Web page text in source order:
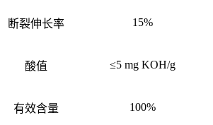
断裂伸长率 15%
酸值 ≤5 mg KOH/g
有效含量 100%